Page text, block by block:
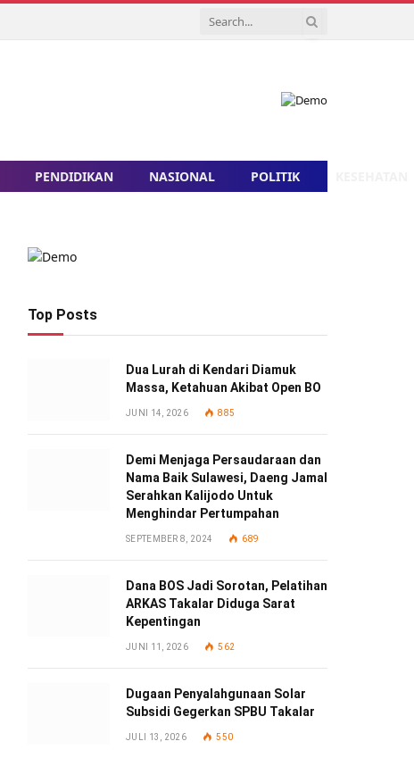
PENDIDIKAN NASIONAL POLITIK
Top Posts
Dua Lurah di Kendari Diamuk
Massa, Ketahuan Akibat Open BO
JUNI 14, 2026 885
Demi Menjaga Persaudaraan dan
Nama Baik Sulawesi, Daeng Jamal
Serahkan Kalijodo Untuk
Menghindar Pertumpahan
SEPTEMBER 8, 2024 689
Dana BOS Jadi Sorotan, Pelatihan
ARKAS Takalar Diduga Sarat
Kepentingan
JUNI 11, 2026 562
Dugaan Penyalahgunaan Solar
Subsidi Gegerkan SPBU Takalar
JULI 13, 2026 550